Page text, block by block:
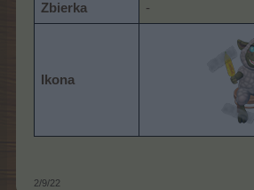
Zbierka -
Ikona
2/9/22